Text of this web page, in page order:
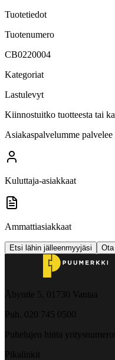
Tuotetiedot
Tuotenumero
CB0220004
Kategoriat
Lastulevyt
Kiinnostuitko tuotteesta tai
Asiakaspalvelumme
Kuluttaja-asiakkaat
Ammattiasiakkaat
Etsi lähin jälleenmyyjäsi
Åbyntie 5, 01730 Vantaa
Puh. 020 745 0500
Puhelujen hinta
Pikalinkit